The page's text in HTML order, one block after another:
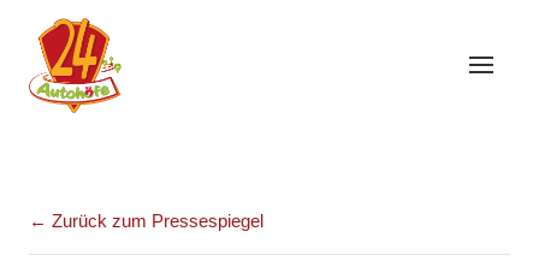
← Zurück zum Pressespiegel